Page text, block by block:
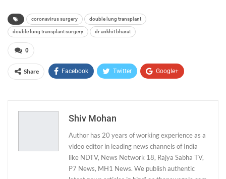
coronavirus surgery double lung transplant
double lung transplant surgery dr ankhit bharat
0
Share Facebook Twitter Google+
Email
Shiv Mohan
Author has 20 years of working experience as a
video editor in leading news channels of India
like NDTV, News Network 18, Rajya Sabha TV,
P7 News, MH1 News. We publish authentic